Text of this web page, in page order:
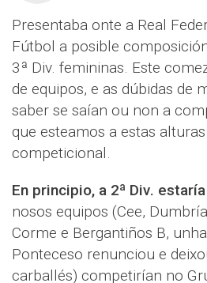
Presentaba onte a Real
Fútbol a posible
3ª Div. femininas. Este
de equipos, e as dúbidas de
saber se saían ou non a
que esteamos a estas
competicional.
En principio, a 2ª Div.
nosos equipos (Cee,
Corme e Bergantiños B,
Ponteceso renunciou e
carballés) competirían no